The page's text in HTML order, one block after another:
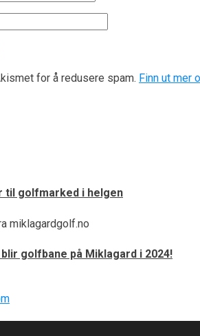
for å redusere spam. Finn ut mer
til golfmarked i helgen
golfbane på Miklagard i 2024!